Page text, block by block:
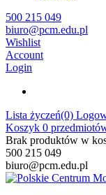
500 215 049
biuro@pcm.edu.pl
Wishlist
Account
Login
Lista życzeń(0)
Koszyk 0
Brak produktów w
500 215 049
biuro@pcm.edu.pl